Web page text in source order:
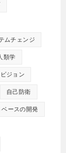
ムチェンジ
類学
ジョン
自己防衛
ースの開発